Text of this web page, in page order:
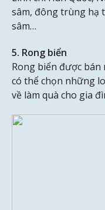
sâm, đông trùng hạ
sâm…
5. Rong biển
Rong biển được bán
có thể chọn những
về làm quà cho gia